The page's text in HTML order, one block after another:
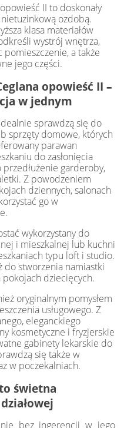
II to doskonały
ozdobą.
klasa materiałów
wystrój wnętrza,
a także
jego części.
opowieść II –
w jednym
sprawdzą się do
sprzęty domowe, których
parawan
do zasłonięcia
garderoby,
Z powodzeniem
dziennych, salonach
go w
wykorzystany do
i mieszkalnej lub kuchni
typu loft i studio.
do stworzenia namiastki
dziecięcych.
oryginalnym pomysłem
usługowego. Z
eleganckiego
kosmetyczne i fryzjerskie
gabinety lekarskie do
się także w
w poczekalniach.
świetna
bez ingerencji w jego